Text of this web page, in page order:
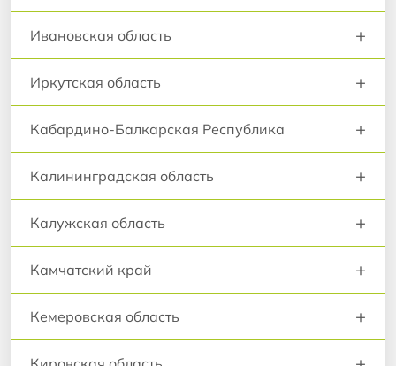
Ивановская область +
Иркутская область +
Кабардино-Балкарская Республика +
Калининградская область +
Калужская область +
Камчатский край +
Кемеровская область +